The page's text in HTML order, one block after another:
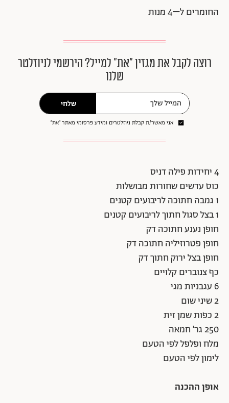
החומרים ל–4 מנות
רוצה לקבל את מגזין ״את״ למייל? הירשמי לניוזלטר
שלנו
שלחי
אני מאשר/ת קבלת ניוזלטרים ומידע פרסומי מאתר ״את״
4 יחידות פילה דניס
כוס עדשים שחורות מבושלות
1 גמבה חתוכה לריבועים קטנים
1 בצל סגול חתוך לריבועים קטנים
חופן נענע חתוכה דק
חופן פטרוזיליה חתוכה דק
חופן בצל ירוק חתוך דק
כף צנוברים קלויים
6 עגבניות מגי
2 שיני שום
2 כפות שמן זית
250 גר’ חמאה
מלח ופלפל לפי הטעם
לימון לפי הטעם
אופן ההכנה